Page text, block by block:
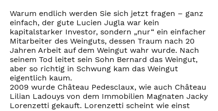
Warum endlich werden Sie sich jetzt fragen – ganz
einfach, der gute Lucien Jugla war kein
kapitalstarker Investor, sondern „nur“ ein einfacher
Mitarbeiter des Weinguts, dessen Traum nach 20
Jahren Arbeit auf dem Weingut wahr wurde. Nach
seinem Tod leitet sein Sohn Bernard das Weingut,
aber so richtig in Schwung kam das Weingut
eigentlich kaum.
2009 wurde Château Pedesclaux, wie auch Château
Lilian Ladouys von dem Immobilien Magnaten Jacky
Lorenzetti gekauft. Lorenzetti scheint wie einst